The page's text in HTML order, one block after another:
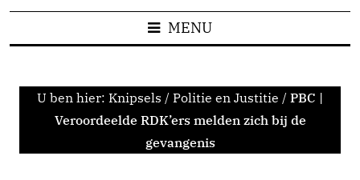
MENU
U ben hier: Knipsels / Politie en Justitie / PBC |
Veroordeelde RDK’ers melden zich bij de
gevangenis